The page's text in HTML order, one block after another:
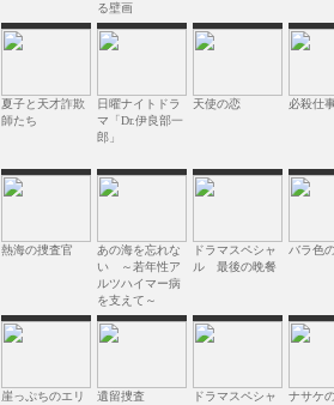
る壁画
夏子と天才詐欺
師たち
日曜ナイトドラ
マ「Dr.伊良部一
郎」
天使の恋 必殺仕
熱海の捜査官
あの海を忘れな
い ～若年性ア
ルツハイマー病
を支えて～
ドラマスペシャ
ル 最後の晩餐
バラ色
崖っぷちのエリ
遺留捜査
ドラマスペシャ
ナサケ